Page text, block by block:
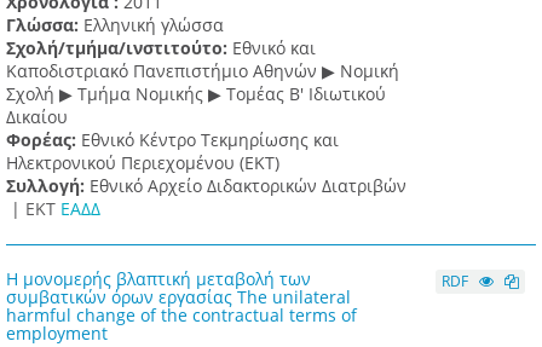
Γλώσσα: Ελληνική γλώσσα
Σχολή/τμήμα/ινστιτούτο: Εθνικό και
Καποδιστριακό Πανεπιστήμιο Αθηνών ▶ Νομική
Σχολή ▶ Τμήμα Νομικής ▶ Τομέας Β' Ιδιωτικού
Δικαίου
Φορέας: Εθνικό Κέντρο Τεκμηρίωσης και
Ηλεκτρονικού Περιεχομένου (ΕΚΤ)
Συλλογή: Εθνικό Αρχείο Διδακτορικών Διατριβών
| ΕΚΤ ΕΑΔΔ
Η μονομερής βλαπτική μεταβολή των
συμβατικών όρων εργασίας The unilateral
harmful change of the contractual terms of
employment
RDF